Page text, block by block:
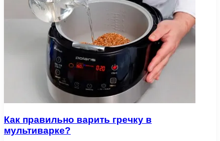
Как правильно варить гречку в
мультиварке?